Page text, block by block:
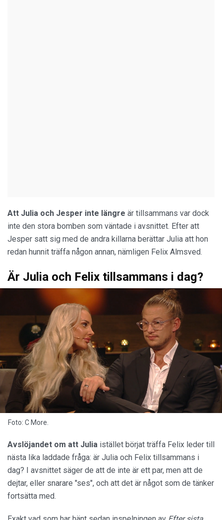
Att Julia och Jesper inte längre är tillsammans var dock
inte den stora bomben som väntade i avsnittet. Efter att
Jesper satt sig med de andra killarna berättar Julia att hon
redan hunnit träffa någon annan, nämligen Felix Almsved.
Är Julia och Felix tillsammans i dag?
Foto: C More.
Avslöjandet om att Julia istället börjat träffa Felix leder till
nästa lika laddade fråga: är Julia och Felix tillsammans i
dag? I avsnittet säger de att de inte är ett par, men att de
dejtar, eller snarare "ses", och att det är något som de tänker
fortsätta med.